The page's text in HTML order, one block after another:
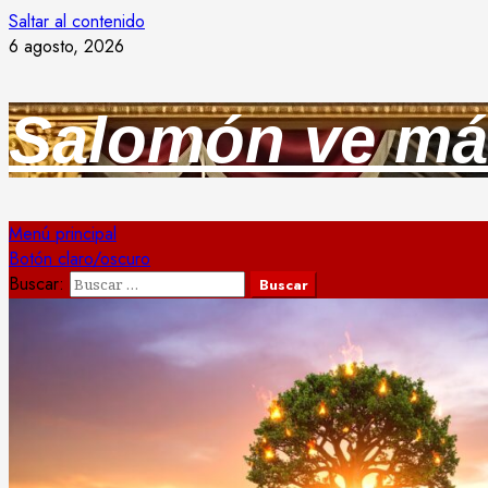
Saltar al contenido
6 agosto, 2026
Salomón ve
Menú principal
Botón claro/oscuro
Buscar: